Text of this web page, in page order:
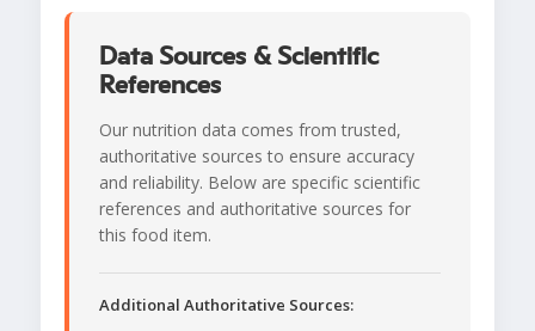
Data Sources & Scientific
References
Our nutrition data comes from trusted,
authoritative sources to ensure accuracy
and reliability. Below are specific scientific
references and authoritative sources for
this food item.
Additional Authoritative Sources: